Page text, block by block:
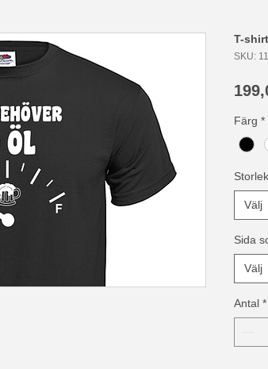
T-
SKU:
Färg *
Storlek
Välj
Sida
Välj
Antal *